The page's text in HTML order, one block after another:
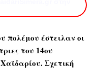
πολέμου έστειλαν οι
του 14ου
Σχετική